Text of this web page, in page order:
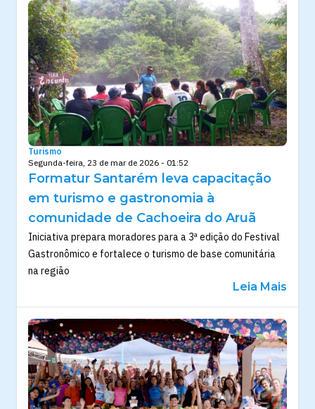
Turismo
Segunda-feira, 23 de mar de 2026 - 01:52
Formatur Santarém leva capacitação
em turismo e gastronomia à
comunidade de Cachoeira do Aruã
Iniciativa prepara moradores para a 3ª edição do Festival
Gastronômico e fortalece o turismo de base comunitária
na região
Leia Mais